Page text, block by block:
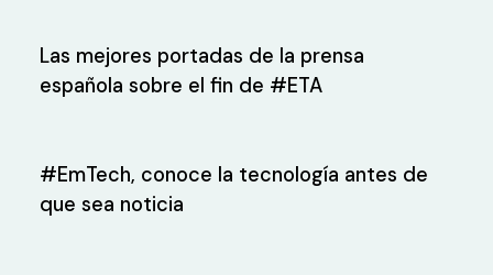
Las mejores portadas de la prensa
española sobre el fin de #ETA
#EmTech, conoce la tecnología antes de
que sea noticia